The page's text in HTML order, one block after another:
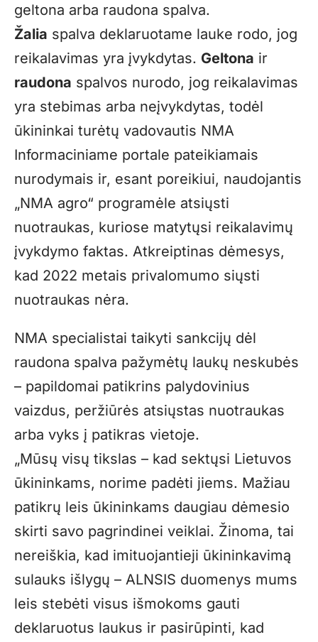
geltona arba raudona spalva.
Žalia spalva deklaruotame lauke rodo, jog
reikalavimas yra įvykdytas. Geltona ir
raudona spalvos nurodo, jog reikalavimas
yra stebimas arba neįvykdytas, todėl
ūkininkai turėtų vadovautis NMA
Informaciniame portale pateikiamais
nurodymais ir, esant poreikiui, naudojantis
„NMA agro“ programėle atsiųsti
nuotraukas, kuriose matytųsi reikalavimų
įvykdymo faktas. Atkreiptinas dėmesys,
kad 2022 metais privalomumo siųsti
nuotraukas nėra.
NMA specialistai taikyti sankcijų dėl
raudona spalva pažymėtų laukų neskubės
– papildomai patikrins palydovinius
vaizdus, peržiūrės atsiųstas nuotraukas
arba vyks į patikras vietoje.
„Mūsų visų tikslas – kad sektųsi Lietuvos
ūkininkams, norime padėti jiems. Mažiau
patikrų leis ūkininkams daugiau dėmesio
skirti savo pagrindinei veiklai. Žinoma, tai
nereiškia, kad imituojantieji ūkininkavimą
sulauks išlygų – ALNSIS duomenys mums
leis stebėti visus išmokoms gauti
deklaruotus laukus ir pasirūpinti, kad